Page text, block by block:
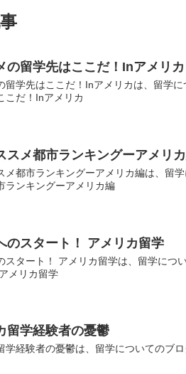
の留学先はここだ！Inアメリカ
留学先はここだ！Inアメリカは、留学
こだ！Inアメリカ
スメ都市ランキングーアメリ
メ都市ランキングーアメリカ編は、留
ランキングーアメリカ編
のスタート！ アメリカ留学
スタート！ アメリカ留学は、留学につ
メリカ留学
留学経験者の憂鬱
学経験者の憂鬱は、留学についてのブ